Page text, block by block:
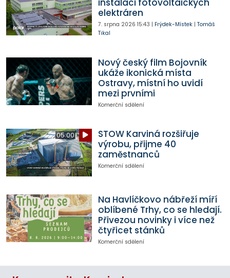
instalaci fotovoltaických
elektráren
7. srpna 2026 15:43 | Frýdek-Místek| Tomáš
Tikal
Nový český film Bojovník
ukáže ikonická místa
Ostravy, místní ho uvidí
mezi prvními
Komerční sdělení
05:00
STOW Karviná rozšiřuje
výrobu, přijme 40
zaměstnanců
Komerční sdělení
Na Havlíčkovo nábřeží míří
oblíbené Trhy, co se hledají.
Přivezou novinky i více než
čtyřicet stánků
Komerční sdělení